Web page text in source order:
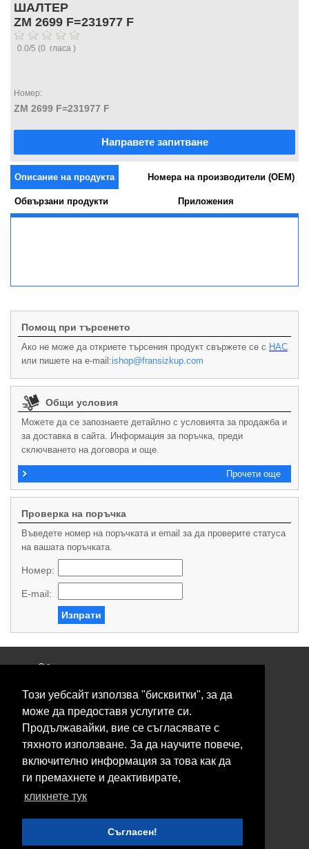
Този уебсайт използва "бисквитки", за да
може да предоставя услугите си.
Продължавайки, вие се съгласявате с
тяхното използване. За да научите повече,
включително информация за това как да
ги премахнете и деактивирате,
кликнете тук
Съгласен!
ШАЛТЕР
ZM 2699 F=231977 F
0.0/5 (0 гласа )
Номер:
ZM 2699 F=231977 F
Направете запитване
Описание на продукта Номера на производители (OEM)
Обвързани продукти Приложения
Помощ при търсенето
Ако не може да откриете търсения продукт свържете се с НАС
или пишете на e-mail:ishop@fransizkup.com
Общи условия
Можете да се запознаете детайлно с условията за продажба и
за доставка в сайта. Информация за поръчка, преди
сключването на договора и още.
Прочети още
Проверка на поръчка
Въведете номер на поръчката и email за да проверите статуса
на вашата поръчката.
Номер:
E-mail:
Изпрати
Общи условия
Свържете се с нас
Контакти
Нашите сервизи
Блог
© 2026 Fransizkup.bg всички права запазени
Изграждане и поддръжка от
Boby_fransizkup